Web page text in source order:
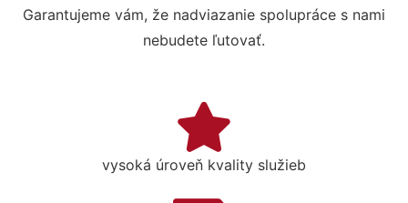
Garantujeme vám, že nadviazanie spolupráce s nami
nebudete ľutovať.
vysoká úroveň kvality služieb